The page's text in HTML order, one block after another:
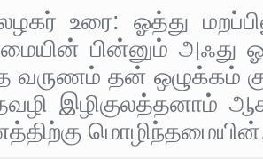
உரை: ஓத்து
பின்னும் அஃது
வருணம் தன் ஒழுக்கம்
இழிகுலத்தனாம்